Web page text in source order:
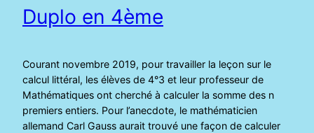
Duplo en 4ème
Courant novembre 2019, pour travailler la leçon sur le
calcul littéral, les élèves de 4°3 et leur professeur de
Mathématiques ont cherché à calculer la somme des n
premiers entiers. Pour l’anecdote, le mathématicien
allemand Carl Gauss aurait trouvé une façon de calculer